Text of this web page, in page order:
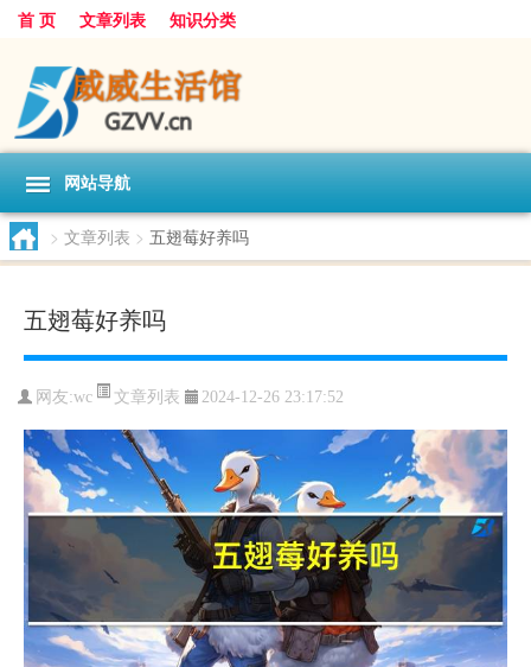
首 页 文章列表 知识分类
网站导航
> 文章列表 > 五翅莓好养吗
五翅莓好养吗
网友:wc 文章列表 2024-12-26 23:17:52